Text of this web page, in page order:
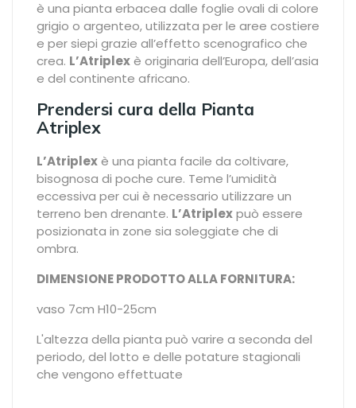
è una pianta erbacea dalle foglie ovali di colore
grigio o argenteo, utilizzata per le aree costiere
e per siepi grazie all’effetto scenografico che
crea. L’Atriplexè originaria dell’Europa, dell’asia
e del continente africano.
Prendersi cura della Pianta
Atriplex
L’Atriplexè una pianta facile da coltivare,
bisognosa di poche cure. Teme l’umidità
eccessiva per cui è necessario utilizzare un
terreno ben drenante. L’Atriplexpuò essere
posizionata in zone sia soleggiate che di
ombra.
DIMENSIONE PRODOTTO ALLA FORNITURA:
vaso 7cm H10-25cm
L'altezza della pianta può varire a seconda del
periodo, del lotto e delle potature stagionali
che vengono effettuate